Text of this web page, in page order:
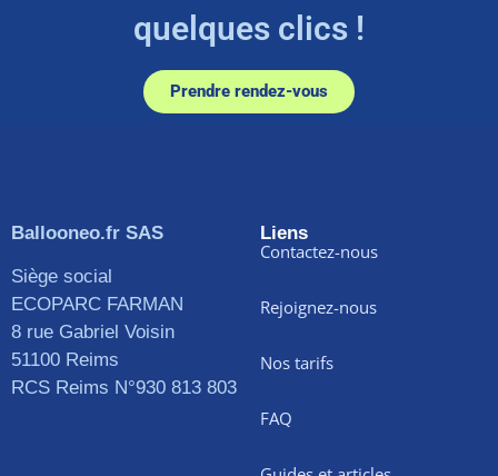
quelques clics !
Prendre rendez-vous
Ballooneo.fr SAS
Siège social
ECOPARC FARMAN
8 rue Gabriel Voisin
51100 Reims
RCS Reims N°930 813 803
Liens
Contactez-nous
Rejoignez-nous
Nos tarifs
FAQ